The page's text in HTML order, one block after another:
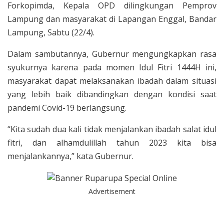
Forkopimda, Kepala OPD dilingkungan Pemprov
Lampung dan masyarakat di Lapangan Enggal, Bandar
Lampung, Sabtu (22/4).
Dalam sambutannya, Gubernur mengungkapkan rasa
syukurnya karena pada momen Idul Fitri 1444H ini,
masyarakat dapat melaksanakan ibadah dalam situasi
yang lebih baik dibandingkan dengan kondisi saat
pandemi Covid-19 berlangsung.
“Kita sudah dua kali tidak menjalankan ibadah salat idul
fitri, dan alhamdulillah tahun 2023 kita bisa
menjalankannya,” kata Gubernur.
Advertisement